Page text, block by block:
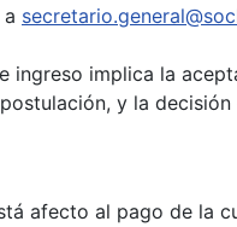
ingreso implica la
y la
afecto al pago de la